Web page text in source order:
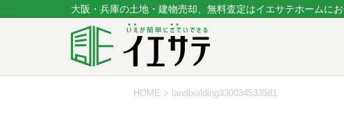
大阪・兵庫の土地・建物売却、無料査定はイエサテホームにお
HOME > landbuilding330034533581